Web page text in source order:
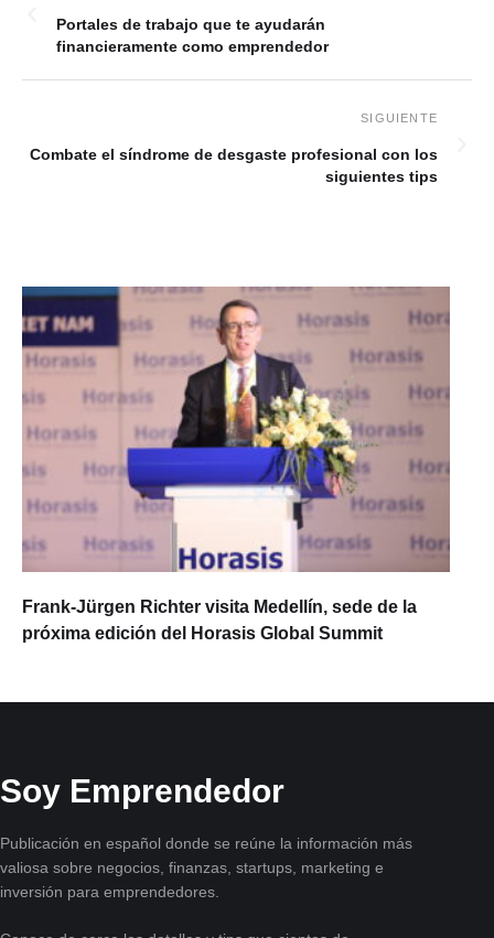
Portales de trabajo que te ayudarán
financieramente como emprendedor
Combate el síndrome de desgaste profesional con los
siguientes tips
Frank-Jürgen Richter visita Medellín, sede de la
próxima edición del Horasis Global Summit
Soy Emprendedor
Publicación en español donde se reúne la información más
valiosa sobre negocios, finanzas, startups, marketing e
inversión para emprendedores.